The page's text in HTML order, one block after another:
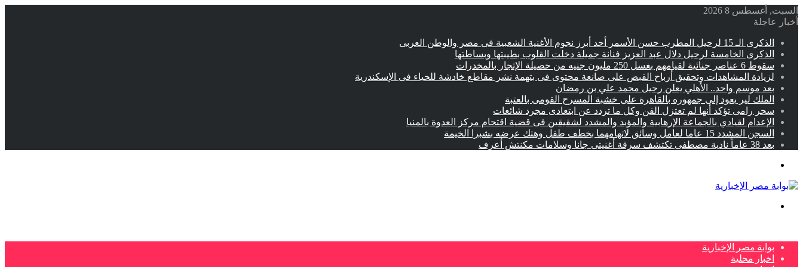
السبت, أغسطس 8 2026
أخبار عاجلة
الذكرى الـ 15 لرحيل المطرب حسن الأسمر أحد أبرز نجوم الأغنية الشعبية فى مصر والوطن العربى
الذكرى الخامسة لرحيل دلال عبد العزيز فنانة جميلة دخلت القلوب بطيبتها وبساطتها
سقوط 6 عناصر جنائية لقيامهم بغسل 250 مليون جنيه من حصيلة الإتجار بالمخدرات
لزيادة المشاهدات وتحقيق أرباح القبض على صانعة محتوى فى بتهمة نشر مقاطع خادشة للحياء فى الإسكندرية
بعد موسم واحد.. الأهلي يعلن رحيل محمد علي بن رمضان
الملك لير يعود إلى جمهوره بالقاهرة على خشبة المسرح القومى بالعتبة
سحر رامى تؤكد أنها لم تعتزل الفن وكل ما تردد عن ابتعادى مجرد شائعات
الإعدام لقيادي بالجماعة الإرهابية والمؤبد والمشدد لشقيقين فى قضية اقتحام مركز العدوة بالمنيا
السجن المشدد 15 عاما لعامل وسائق لاتهامهما بخطف طفل وهتك عرضه بشبرا الخيمة
بعد 38 عاماً نادية مصطفى تكتشف سرقة أغنيتى جانا وسلامات مكنتش أعرف
بوابة مصر الإخبارية
اخبار محلية